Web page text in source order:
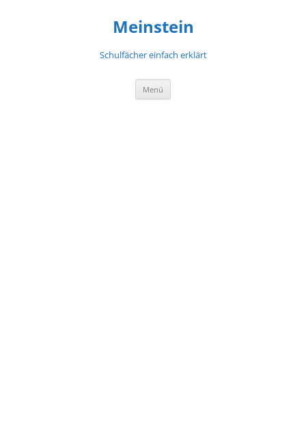
Meinstein
Schulfächer einfach erklärt
Menü